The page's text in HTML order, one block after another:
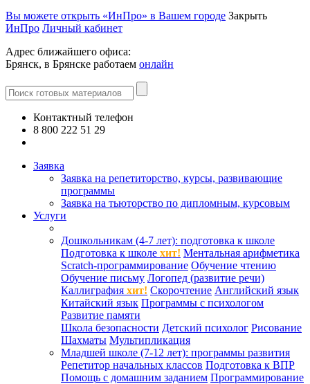
Вы можете открыть «ИнПро» в Вашем городе Закрыть
ИнПро Личный кабинет
Адрес ближайшего офиса:
Брянск, в Брянске работаем онлайн
Контактный телефон
8 800 222 51 29
Заявка
Заявка на репетиторство, курсы, развивающие
программы
Заявка на тьюторство по дипломным, курсовым
Услуги
Дошкольникам (4-7 лет): подготовка к школе
Подготовка к школе хит! Ментальная арифметика
Scratch-программирование Обучение чтению
Обучение письму Логопед (развитие речи)
Каллиграфия хит! Скорочтение Английский язык
Китайский язык Программы с психологом
Развитие памяти
Школа безопасности Детский психолог Рисование
Шахматы Мультипликация
Младшей школе (7-12 лет): программы развития
Репетитор начальных классов Подготовка к ВПР
Помощь с домашним заданием Программирование